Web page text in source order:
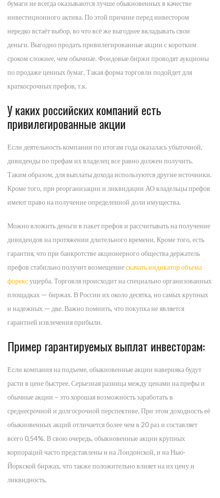
бумаги не всегда оказываются лучше обыкновенных в качестве
инвестиционного актива. По этой причине перед инвестором
нередко встаёт выбор, во что всё же выгоднее вкладывать свои
деньги. Выгодно продать привилегированные акции с коротким
сроком сложнее, чем обычные. Фондовые биржи проводят аукционы
по продаже ценных бумаг. Такая форма торговли подойдет для
краткосрочных префов, т.к.
У каких российских компаний есть
привилегированные акции
Если деятельность компании по итогам года оказалась убыточной,
дивиденды по префам их владелец все равно должен получить.
Таким образом, для выплаты дохода используются другие источники.
Кроме того, при реорганизации и ликвидации АО владельцы префов
имеют право на получение определенной доли имущества.
Можно вложить деньги в пакет префов и рассчитывать на получение
дивидендов на протяжении длительного времени. Кроме того, есть
гарантия, что при банкротстве акционерного общества держатель
префов стабильно получит возмещениескачать индикатор объема
форексущерба. Торговля происходит на специально организованных
площадках — биржах. В России их около десятка, но самых крупных
и надежных — две. Важно помнить, что покупка не является
гарантией извлечения прибыли.
Пример гарантируемых выплат инвесторам:
Если компания на подъеме, обыкновенные акции наверняка будут
расти в цене быстрее. Серьезная разница между ценами на префы и
обычные акции – это хорошая возможность заработать в
среднесрочной и долгосрочной перспективе. При этом доходность её
обыкновенных акций отличается более чем в 20 раз и составляет
всего 0,54%. В свою очередь, обыкновенные акции крупных
корпораций часто представлены и на Лондонской, и на Нью-
Йоркской биржах, что также положительно влияет на их цену и
ликвидность.